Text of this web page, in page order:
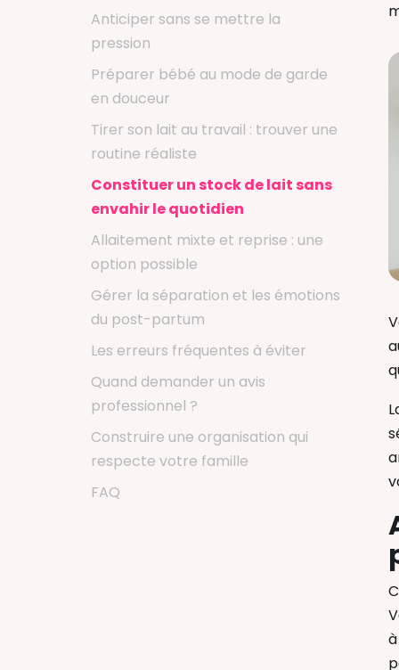
Anticiper sans se mettre la
pression
Préparer bébé au mode de garde
en douceur
Tirer son lait au travail : trouver une
routine réaliste
Constituer un stock de lait sans
envahir le quotidien
Allaitement mixte et reprise : une
option possible
Gérer la séparation et les émotions
du post-partum
Les erreurs fréquentes à éviter
Quand demander un avis
professionnel ?
Construire une organisation qui
respecte votre famille
FAQ